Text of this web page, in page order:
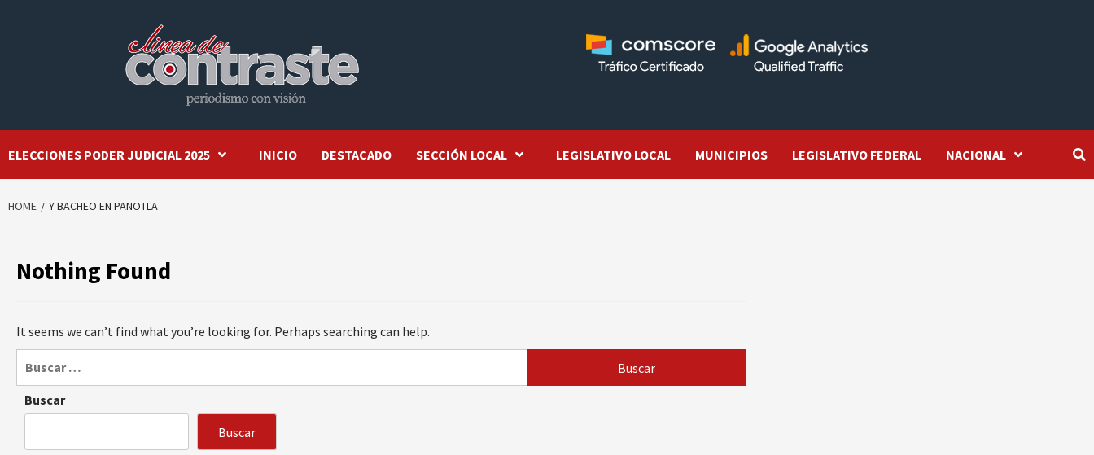
ELECCIONES PODER JUDICIAL 2025 INICIO DESTACADO SECCIÓN LOCAL LEGISLATIVO LOCAL MUNICIPIOS LEGISLATIVO FEDERAL NACIONAL
HOME Y BACHEO EN PANOTLA
Nothing Found
It seems we can’t find what you’re looking for. Perhaps searching can help.
Buscar
Buscar